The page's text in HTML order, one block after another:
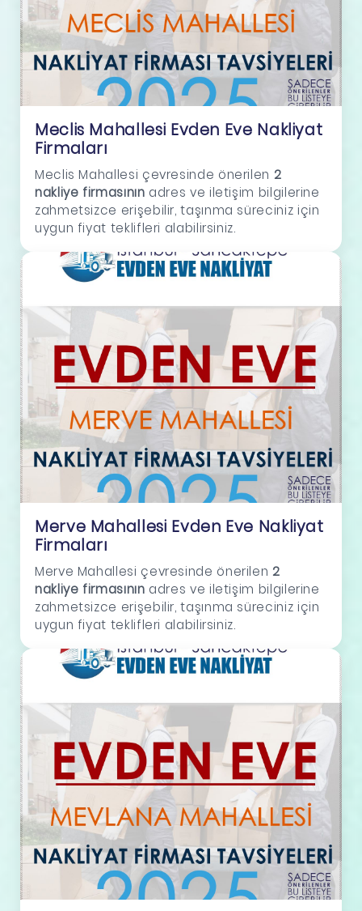
Meclis Mahallesi Evden Eve Nakliyat
Firmaları
Meclis Mahallesi çevresinde önerilen 2
nakliye firmasının adres ve iletişim bilgilerine
zahmetsizce erişebilir, taşınma süreciniz için
uygun fiyat teklifleri alabilirsiniz.
Merve Mahallesi Evden Eve Nakliyat
Firmaları
Merve Mahallesi çevresinde önerilen 2
nakliye firmasının adres ve iletişim bilgilerine
zahmetsizce erişebilir, taşınma süreciniz için
uygun fiyat teklifleri alabilirsiniz.